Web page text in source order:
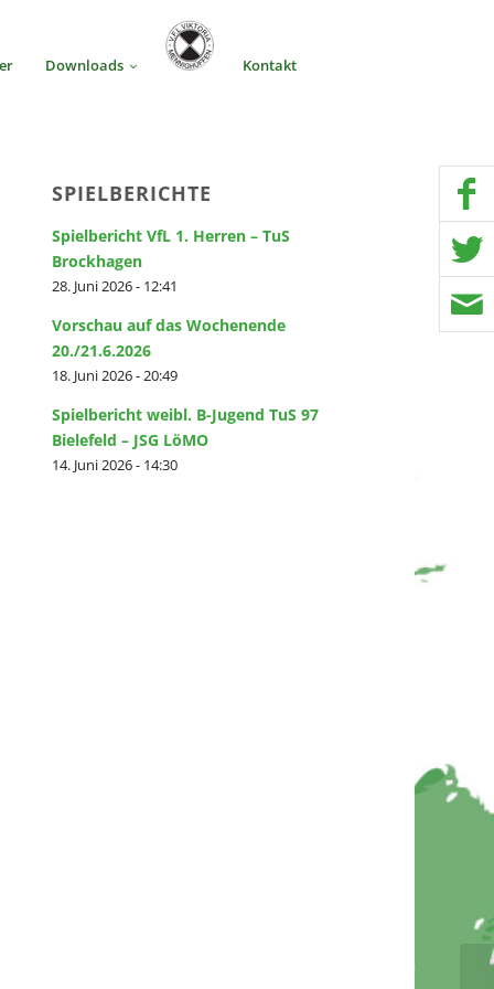
Downloads Kontakt
SPIELBERICHTE
Spielbericht VfL 1. Herren – TuS
Brockhagen
28. Juni 2026 - 12:41
Vorschau auf das Wochenende
20./21.6.2026
18. Juni 2026 - 20:49
Spielbericht weibl. B-Jugend TuS 97
Bielefeld – JSG LöMO
14. Juni 2026 - 14:30